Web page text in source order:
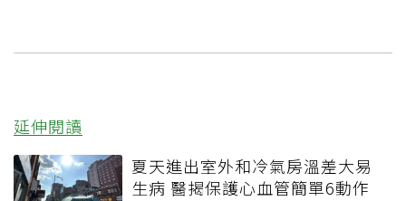
延伸閱讀
夏天進出室外和冷氣房溫差大易
生病 醫揭保護心血管簡單6動作